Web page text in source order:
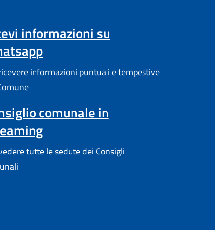
informazioni su
informazioni puntuali e tempestive
comunale in
tutte le sedute dei Consigli